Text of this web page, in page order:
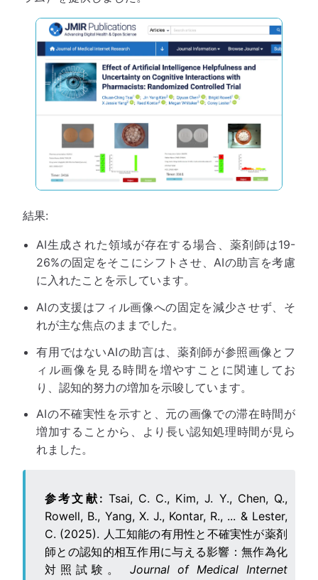
結果:
AI生成された領域が存在する場合、薬剤師は19-
26%の固定をそこにシフトさせ、AIの助言を考慮
に入れたことを示しています。
AIの支援はフィル画像への固定を減少させず、そ
れが主な焦点のままでした。
有用ではないAIの助言は、薬剤師が参照画像とフ
ィル画像を見る時間を増やすことに関連してお
り、認知的努力の増加を示唆しています。
AIの不確実性を示すと、元の画像での滞在時間が
増加することから、より長い認知処理時間が見ら
れました。
参考文献: Tsai, C. C., Kim, J. Y., Chen, Q.,
Rowell, B., Yang, X. J., Kontar, R., ... & Lester,
C. (2025). 人工知能の有用性と不確実性が薬剤
師との認知的相互作用に与える影響：無作為化
対照試験。Journal of Medical Internet